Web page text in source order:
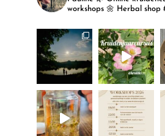
workshops🌼 Herbal shop